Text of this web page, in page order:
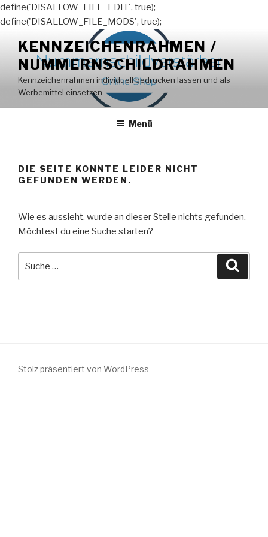
define('DISALLOW_FILE_EDIT', true);
define('DISALLOW_FILE_MODS', true);
Inhalt
springen
KENNZEICHENRAHMEN /
NUMMERNSCHILDRAHMEN
Kennzeichenrahmen individuell bedrucken lassen und als
Werbemittel einsetzen
Menü
DIE SEITE KONNTE LEIDER NICHT
GEFUNDEN WERDEN.
Wie es aussieht, wurde an dieser Stelle nichts gefunden.
Möchtest du eine Suche starten?
Stolz präsentiert von WordPress